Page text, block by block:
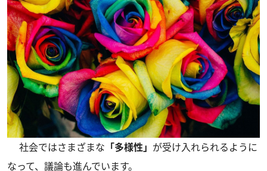
社会ではさまざまな 「多様性」 が受け入れられるように
なって、議論も進んでいます。